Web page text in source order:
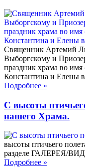
Священник Артемий
Выборгскому и
праздник храма во
Константина и Елены
Подробнее »
С высоты
нашего Храма.
высоты птичьего
разделе ГАЛЕРЕЯ/
Подробнее »